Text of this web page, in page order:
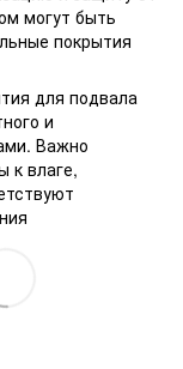
могут быть
покрытия
для подвала
и
Важно
к влаге,